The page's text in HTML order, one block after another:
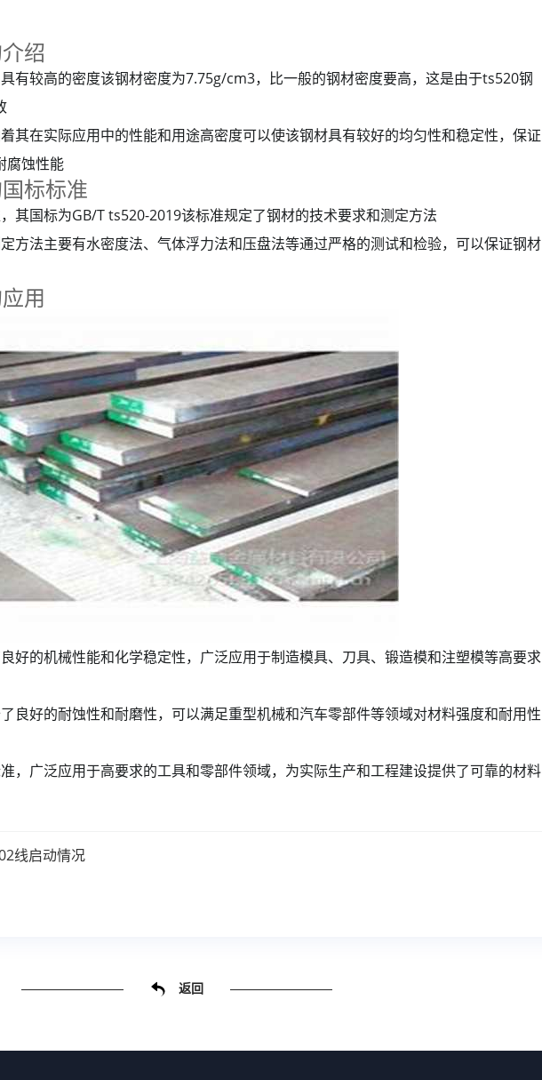
绍
有较高的密度该钢材密度为7.75g/cm3，比一般的钢材密度要高，这是由于ts520钢
其在实际应用中的性能和用途高密度可以使该钢材具有较好的均匀性和稳定性，保证
腐蚀性能
标标准
其国标为GB/T ts520-2019该标准规定了钢材的技术要求和测定方法
方法主要有水密度法、气体浮力法和压盘法等通过严格的测试和检验，可以保证钢材
用
好的机械性能和化学稳定性，广泛应用于制造模具、刀具、锻造模和注塑模等高要求
良好的耐蚀性和耐磨性，可以满足重型机械和汽车零部件等领域对材料强度和耐用性
，广泛应用于高要求的工具和零部件领域，为实际生产和工程建设提供了可靠的材料
线启动情况
返回